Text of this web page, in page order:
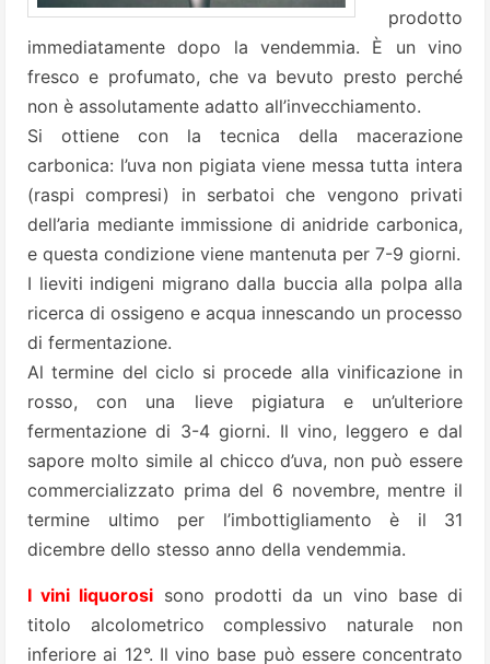
prodotto
immediatamente dopo la vendemmia. È un vino
fresco e profumato, che va bevuto presto perché
non è assolutamente adatto all’invecchiamento.
Si ottiene con la tecnica della macerazione
carbonica: l’uva non pigiata viene messa tutta intera
(raspi compresi) in serbatoi che vengono privati
dell’aria mediante immissione di anidride carbonica,
e questa condizione viene mantenuta per 7-9 giorni.
I lieviti indigeni migrano dalla buccia alla polpa alla
ricerca di ossigeno e acqua innescando un processo
di fermentazione.
Al termine del ciclo si procede alla vinificazione in
rosso, con una lieve pigiatura e un’ulteriore
fermentazione di 3-4 giorni. Il vino, leggero e dal
sapore molto simile al chicco d’uva, non può essere
commercializzato prima del 6 novembre, mentre il
termine ultimo per l’imbottigliamento è il 31
dicembre dello stesso anno della vendemmia.
I vini liquorosi sono prodotti da un vino base di
titolo alcolometrico complessivo naturale non
inferiore ai 12°. Il vino base può essere concentrato